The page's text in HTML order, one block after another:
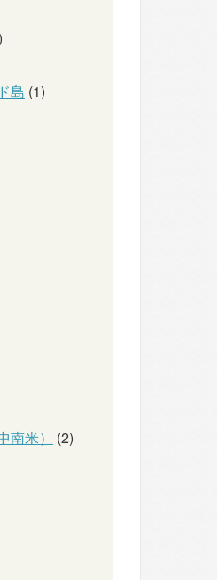
島 (1)
南米）
(2)